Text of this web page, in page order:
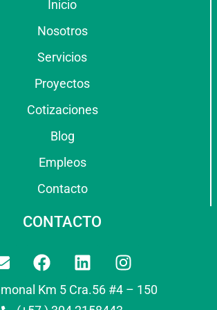
Inicio
Nosotros
Servicios
Proyectos
Cotizaciones
Blog
Empleos
Contacto
CONTACTO
Km 5 Cra.56 #4 – 150